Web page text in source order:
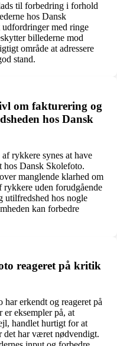
til forbedring i forhold
hos Dansk
udfordringer med ringe
billederne mod
område at adressere
stand.
om fakturering og
hos Dansk
rykkere synes at have
hos Dansk Skolefoto.
manglende klarhed om
rykkere uden forudgående
utilfredshed hos nogle
kan forbedre
reageret på kritik
erkendt og reageret på
eksempler på, at
handlet hurtigt for at
det har været nødvendigt.